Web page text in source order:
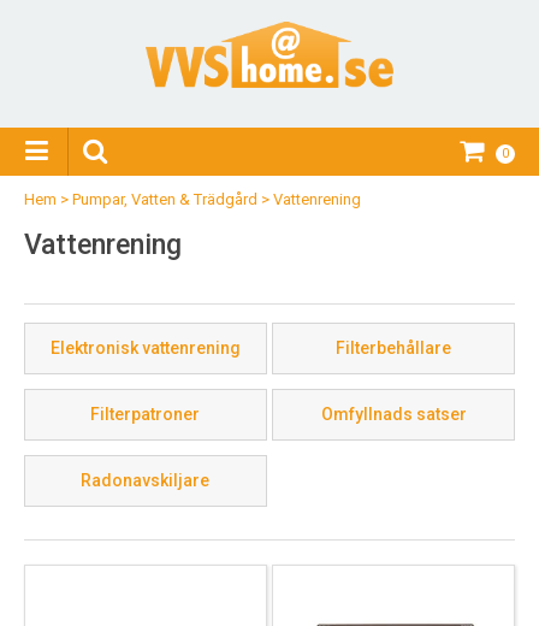
0
Hem > Pumpar, Vatten & Trädgård > Vattenrening
Vattenrening
Elektronisk vattenrening Filterbehållare
Filterpatroner Omfyllnads satser
Radonavskiljare